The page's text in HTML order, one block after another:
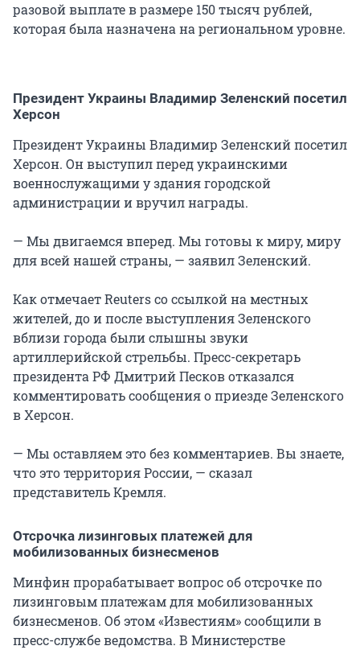
разовой выплате в размере 150 тысяч рублей,
которая была назначена на региональном уровне.
Президент Украины Владимир Зеленский посетил
Херсон
Президент Украины Владимир Зеленский посетил
Херсон. Он выступил перед украинскими
военнослужащими у здания городской
администрации и вручил награды.
— Мы двигаемся вперед. Мы готовы к миру, миру
для всей нашей страны, — заявил Зеленский.
Как отмечает Reuters со ссылкой на местных
жителей, до и после выступления Зеленского
вблизи города были слышны звуки
артиллерийской стрельбы. Пресс-секретарь
президента РФ Дмитрий Песков отказался
комментировать сообщения о приезде Зеленского
в Херсон.
— Мы оставляем это без комментариев. Вы знаете,
что это территория России, — сказал
представитель Кремля.
Отсрочка лизинговых платежей для
мобилизованных бизнесменов
Минфин прорабатывает вопрос об отсрочке по
лизинговым платежам для мобилизованных
бизнесменов. Об этом «Известиям» сообщили в
пресс-службе ведомства. В Министерстве